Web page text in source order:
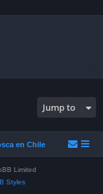
Jump to
en Chile
Limited
Styles